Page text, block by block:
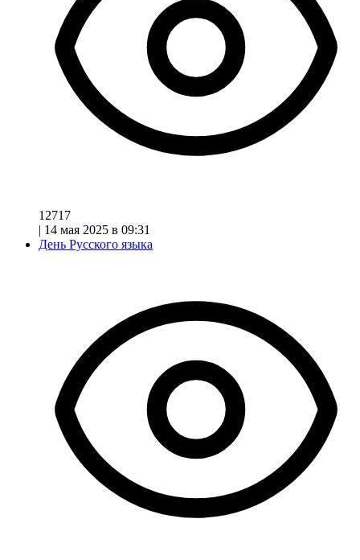
12717
| 14 мая 2025 в 09:31
День Русского языка